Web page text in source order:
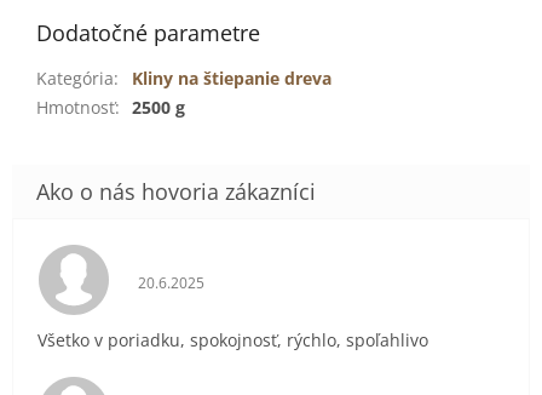
Dodatočné parametre
Kategória:
Kliny na štiepanie dreva
Hmotnosť: 2500 g
Hodnotenie obchodu je 5 z 5 hviezdičiek.
20.6.2025
Všetko v poriadku, spokojnosť, rýchlo, spoľahlivo